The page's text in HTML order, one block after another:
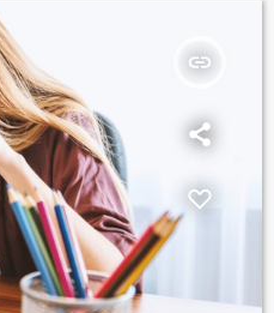
[…]
insert_link